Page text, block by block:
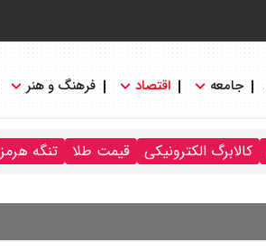
جامعه اقتصاد فرهنگ و هنر
کالابرگ الکترونیکی قیمت طلا تنگه هرمز